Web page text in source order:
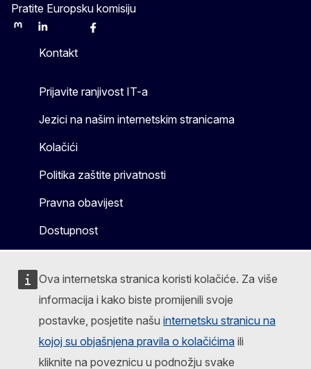
Ova internetska stranica koristi kolačiće. Za više
informacija i kako biste promijenili svoje
postavke, posjetite našu internetsku stranicu na
kojoj su objašnjena pravila o kolačićima ili
kliknite na poveznicu u podnožju svake
Pratite Europsku komisiju
MastodonLinkedInBlueskyFacebook
Kontakt
Prijavite ranjivost IT-a
Jezici na našim internetskim stranicama
Kolačići
Politika zaštite privatnosti
Pravna obavijest
Dostupnost